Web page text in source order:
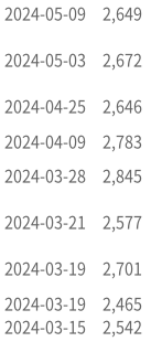
2024-05-09
2,649
2024-05-03
2,672
2024-04-25
2,646
2024-04-09
2,783
2024-03-28
2,845
2024-03-21
2,577
2024-03-19
2,701
2024-03-19
2,465
2024-03-15
2,542